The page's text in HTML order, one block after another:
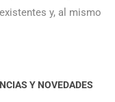
y, al mismo
Y NOVEDADES